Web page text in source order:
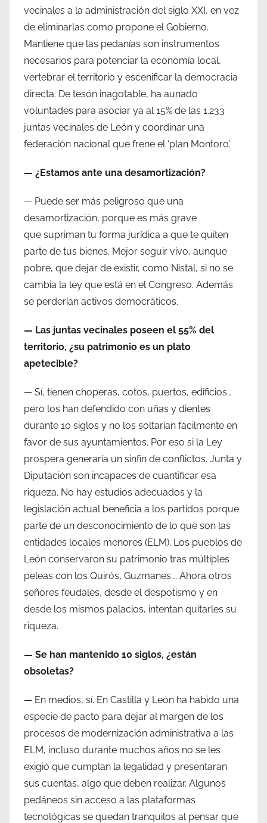
vecinales a la administración del siglo XXI, en vez
de eliminarlas como propone el Gobierno.
Mantiene que las pedanías son instrumentos
necesarios para potenciar la economía local,
vertebrar el territorio y escenificar la democracia
directa. De tesón inagotable, ha aunado
voluntades para asociar ya al 15% de las 1.233
juntas vecinales de León y coordinar una
federación nacional que frene el ‘plan Montoro’.
— ¿Estamos ante una desamortización?
— Puede ser más peligroso que una
desamortización, porque es más grave
que supriman tu forma jurídica a que te quiten
parte de tus bienes. Mejor seguir vivo, aunque
pobre, que dejar de existir, como Nistal, si no se
cambia la ley que está en el Congreso. Además
se perderían activos democráticos.
— Las juntas vecinales poseen el 55% del
territorio, ¿su patrimonio es un plato
apetecible?
— Sí, tienen choperas, cotos, puertos, edificios…
pero los han defendido con uñas y dientes
durante 10 siglos y no los soltarían fácilmente en
favor de sus ayuntamientos. Por eso si la Ley
prospera generaría un sinfín de conflictos. Junta y
Diputación son incapaces de cuantificar esa
riqueza. No hay estudios adecuados y la
legislación actual beneficia a los partidos porque
parte de un desconocimiento de lo que son las
entidades locales menores (ELM). Los pueblos de
León conservaron su patrimonio tras múltiples
peleas con los Quirós, Guzmanes…. Ahora otros
señores feudales, desde el despotismo y en
desde los mismos palacios, intentan quitarles su
riqueza.
— Se han mantenido 10 siglos, ¿están
obsoletas?
— En medios, sí. En Castilla y León ha habido una
especie de pacto para dejar al margen de los
procesos de modernización administrativa a las
ELM, incluso durante muchos años no se les
exigió que cumplan la legalidad y presentaran
sus cuentas, algo que deben realizar. Algunos
pedáneos sin acceso a las plataformas
tecnológicas se quedan tranquilos al pensar que